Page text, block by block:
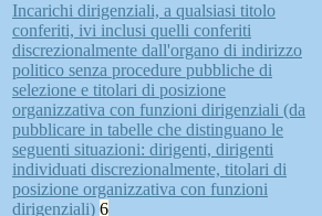
Incarichi dirigenziali, a qualsiasi titolo
conferiti, ivi inclusi quelli conferiti
discrezionalmente dall'organo di indirizzo
politico senza procedure pubbliche di
selezione e titolari di posizione
organizzativa con funzioni dirigenziali (da
pubblicare in tabelle che distinguano le
seguenti situazioni: dirigenti, dirigenti
individuati discrezionalmente, titolari di
posizione organizzativa con funzioni
dirigenziali) 6